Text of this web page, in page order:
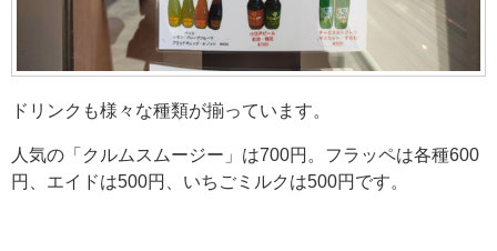
ドリンクも様々な種類が揃っています。
人気の「クルムスムージー」は700円。フラッペは各種600
円、エイドは500円、いちごミルクは500円です。